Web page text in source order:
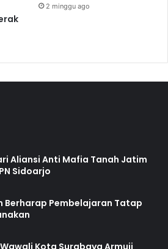
2 minggu ago
Aliansi Anti Mafia Tanah Jatim
Sidoarjo
Berharap Pembelajaran Tatap
Kota Surabaya Armuji